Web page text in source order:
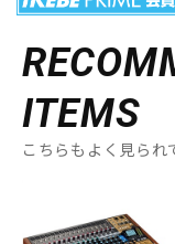
ITEMS
こちらもよく見られ